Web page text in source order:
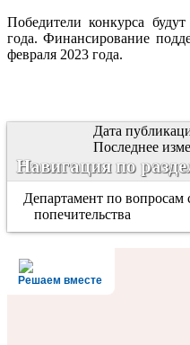
Победители конкурса
года. Финансирование
февраля 2023 года.
Дата
Последнее
Навигация по
Департамент по вопросам
попечительства
Решаем вместе